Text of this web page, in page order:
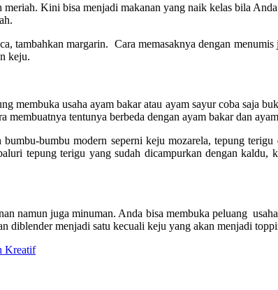
Kini bisa menjadi makanan yang naik kelas bila
tambahkan margarin. Cara memasaknya dengan
keju.
membuka usaha ayam bakar atau ayam sayur coba saja
membuatnya tentunya berbeda dengan ayam bakar dan
bumbu modern seperni keju mozarela, tepung
tepung terigu yang sudah dicampurkan dengan kaldu,
namun juga minuman. Anda bisa membuka peluang
diblender menjadi satu kecuali keju yang akan menjadi
Kreatif